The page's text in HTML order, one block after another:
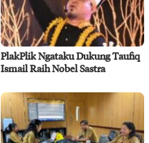
PlakPlik Ngataku Dukung Taufiq
Ismail Raih Nobel Sastra